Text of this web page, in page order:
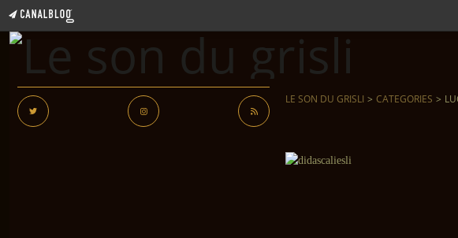
LE SON DU GRISLI > CATEGORIES >